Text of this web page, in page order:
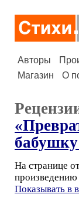
Авторы
Магазин
О
На странице
произведению
Показывать в